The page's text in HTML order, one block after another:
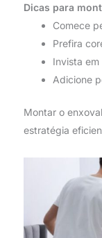
Dicas para
Comece
Prefira
Invista
Adicione
Montar o
estratégia